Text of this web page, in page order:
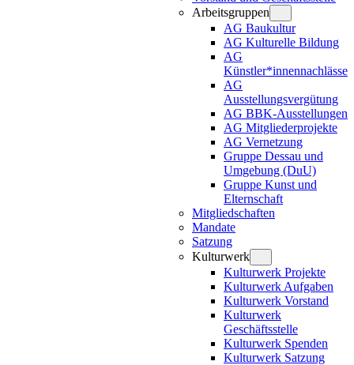
Arbeitsgruppen
AG Baukultur
AG Kulturelle Bildung
AG
Künstler*innennachlässe
AG
Ausstellungsvergütung
AG BBK-Ausstellungen
AG Mitgliederprojekte
AG Vernetzung
Gruppe Dessau und
Umgebung (DuU)
Gruppe Kunst und
Elternschaft
Mitgliedschaften
Mandate
Satzung
Kulturwerk
Kulturwerk Projekte
Kulturwerk Aufgaben
Kulturwerk Vorstand
Kulturwerk
Geschäftsstelle
Kulturwerk Spenden
Kulturwerk Satzung